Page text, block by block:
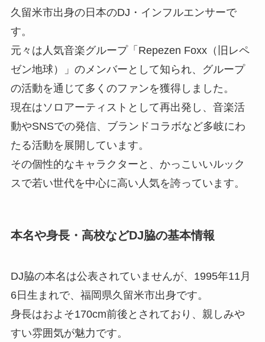
久留米市出身の日本のDJ・インフルエンサーで
す。
元々は人気音楽グループ「Repezen Foxx（旧レペ
ゼン地球）」のメンバーとして知られ、グループ
の活動を通じて多くのファンを獲得しました。
現在はソロアーティストとして再出発し、音楽活
動やSNSでの発信、ブランドコラボなど多岐にわ
たる活動を展開しています。
その個性的なキャラクターと、かっこいいルック
スで若い世代を中心に高い人気を誇っています。
本名や身長・高校などDJ脇の基本情報
DJ脇の本名は公表されていませんが、1995年11月
6日生まれで、福岡県久留米市出身です。
身長はおよそ170cm前後とされており、親しみや
すい雰囲気が魅力です。